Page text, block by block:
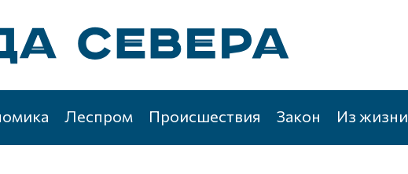
Леспром Происшествия Закон Из жизни